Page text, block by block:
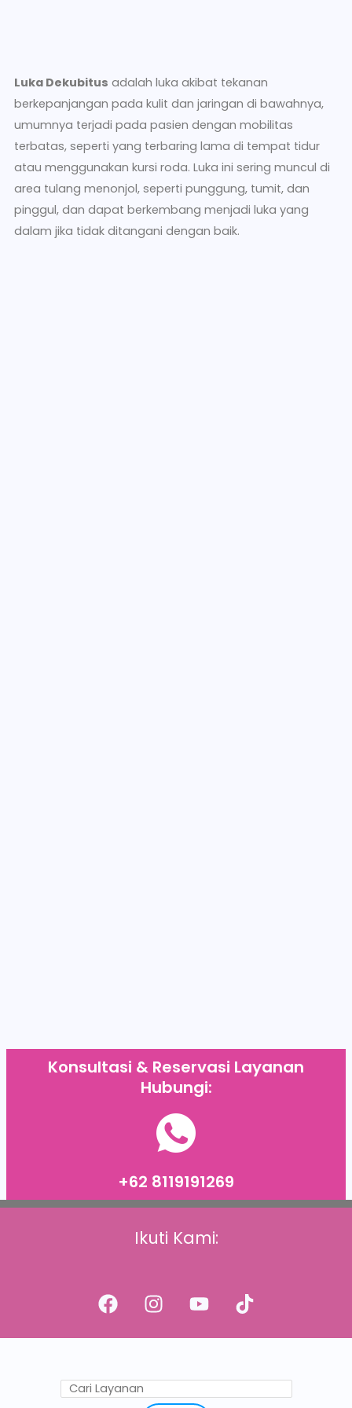
Luka Dekubitus adalah luka akibat tekanan
berkepanjangan pada kulit dan jaringan di bawahnya,
umumnya terjadi pada pasien dengan mobilitas
terbatas, seperti yang terbaring lama di tempat tidur
atau menggunakan kursi roda. Luka ini sering muncul di
area tulang menonjol, seperti punggung, tumit, dan
pinggul, dan dapat berkembang menjadi luka yang
dalam jika tidak ditangani dengan baik.
Konsultasi & Reservasi Layanan
Hubungi:
+62 8119191269
Ikuti Kami: